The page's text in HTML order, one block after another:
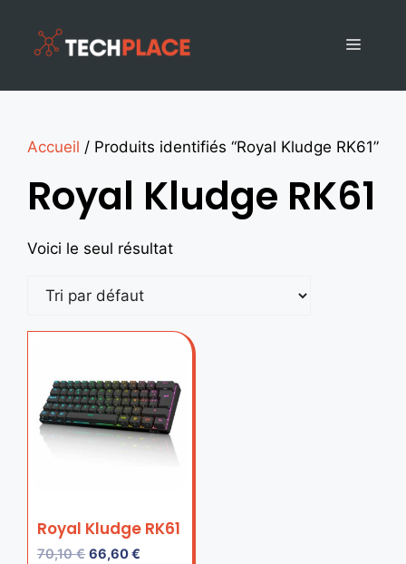
Accueil / Produits identifiés “Royal Kludge RK61”
Royal Kludge RK61
Voici le seul résultat
Royal Kludge RK61
70,10€ 66,60€